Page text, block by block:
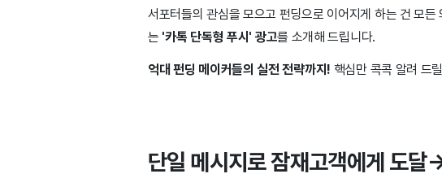
서포터들의 관심을 모으고 펀딩으로 이어지게 하는 건 모
는 '카톡 단독형 푸시' 광고를 소개해 드립니다.
억대 펀딩 메이커들의 실전 전략까지! 핵심만 콕콕 알려 드
단일 메시지로 잠재고객에게 도